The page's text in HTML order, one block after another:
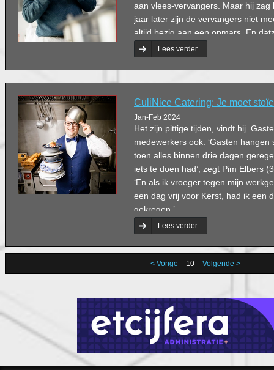
aan vlees-vervangers. Maar hij zag
jaar later zijn de vervangers niet
altijd bezig aan een opmars. En
Schouten Europe.
Lees verder
CuliNice Catering: Je moet
Jan-Feb 2024
Het zijn pittige tijden, vindt hij.
medewerkers ook. ‘Gasten
toen alles binnen drie dagen
iets te doen had’, zegt Pim Elbers
‘En als ik vroeger tegen mijn
een dag vrij voor Kerst, had ik een
gekregen.’
Lees verder
< Vorige 10 Volgende >